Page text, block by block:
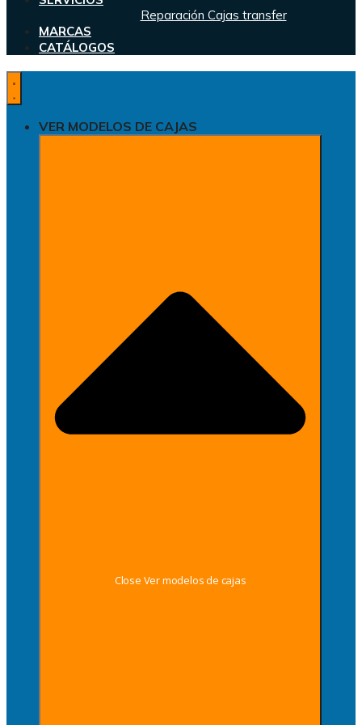
Reparación Cajas transfer
MARCAS
CATÁLOGOS
VER MODELOS DE CAJAS
Close Ver modelos de cajas